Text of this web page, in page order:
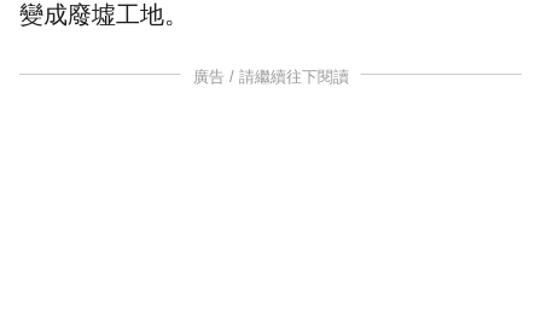
變成廢墟工地。
廣告 / 請繼續往下閱讀